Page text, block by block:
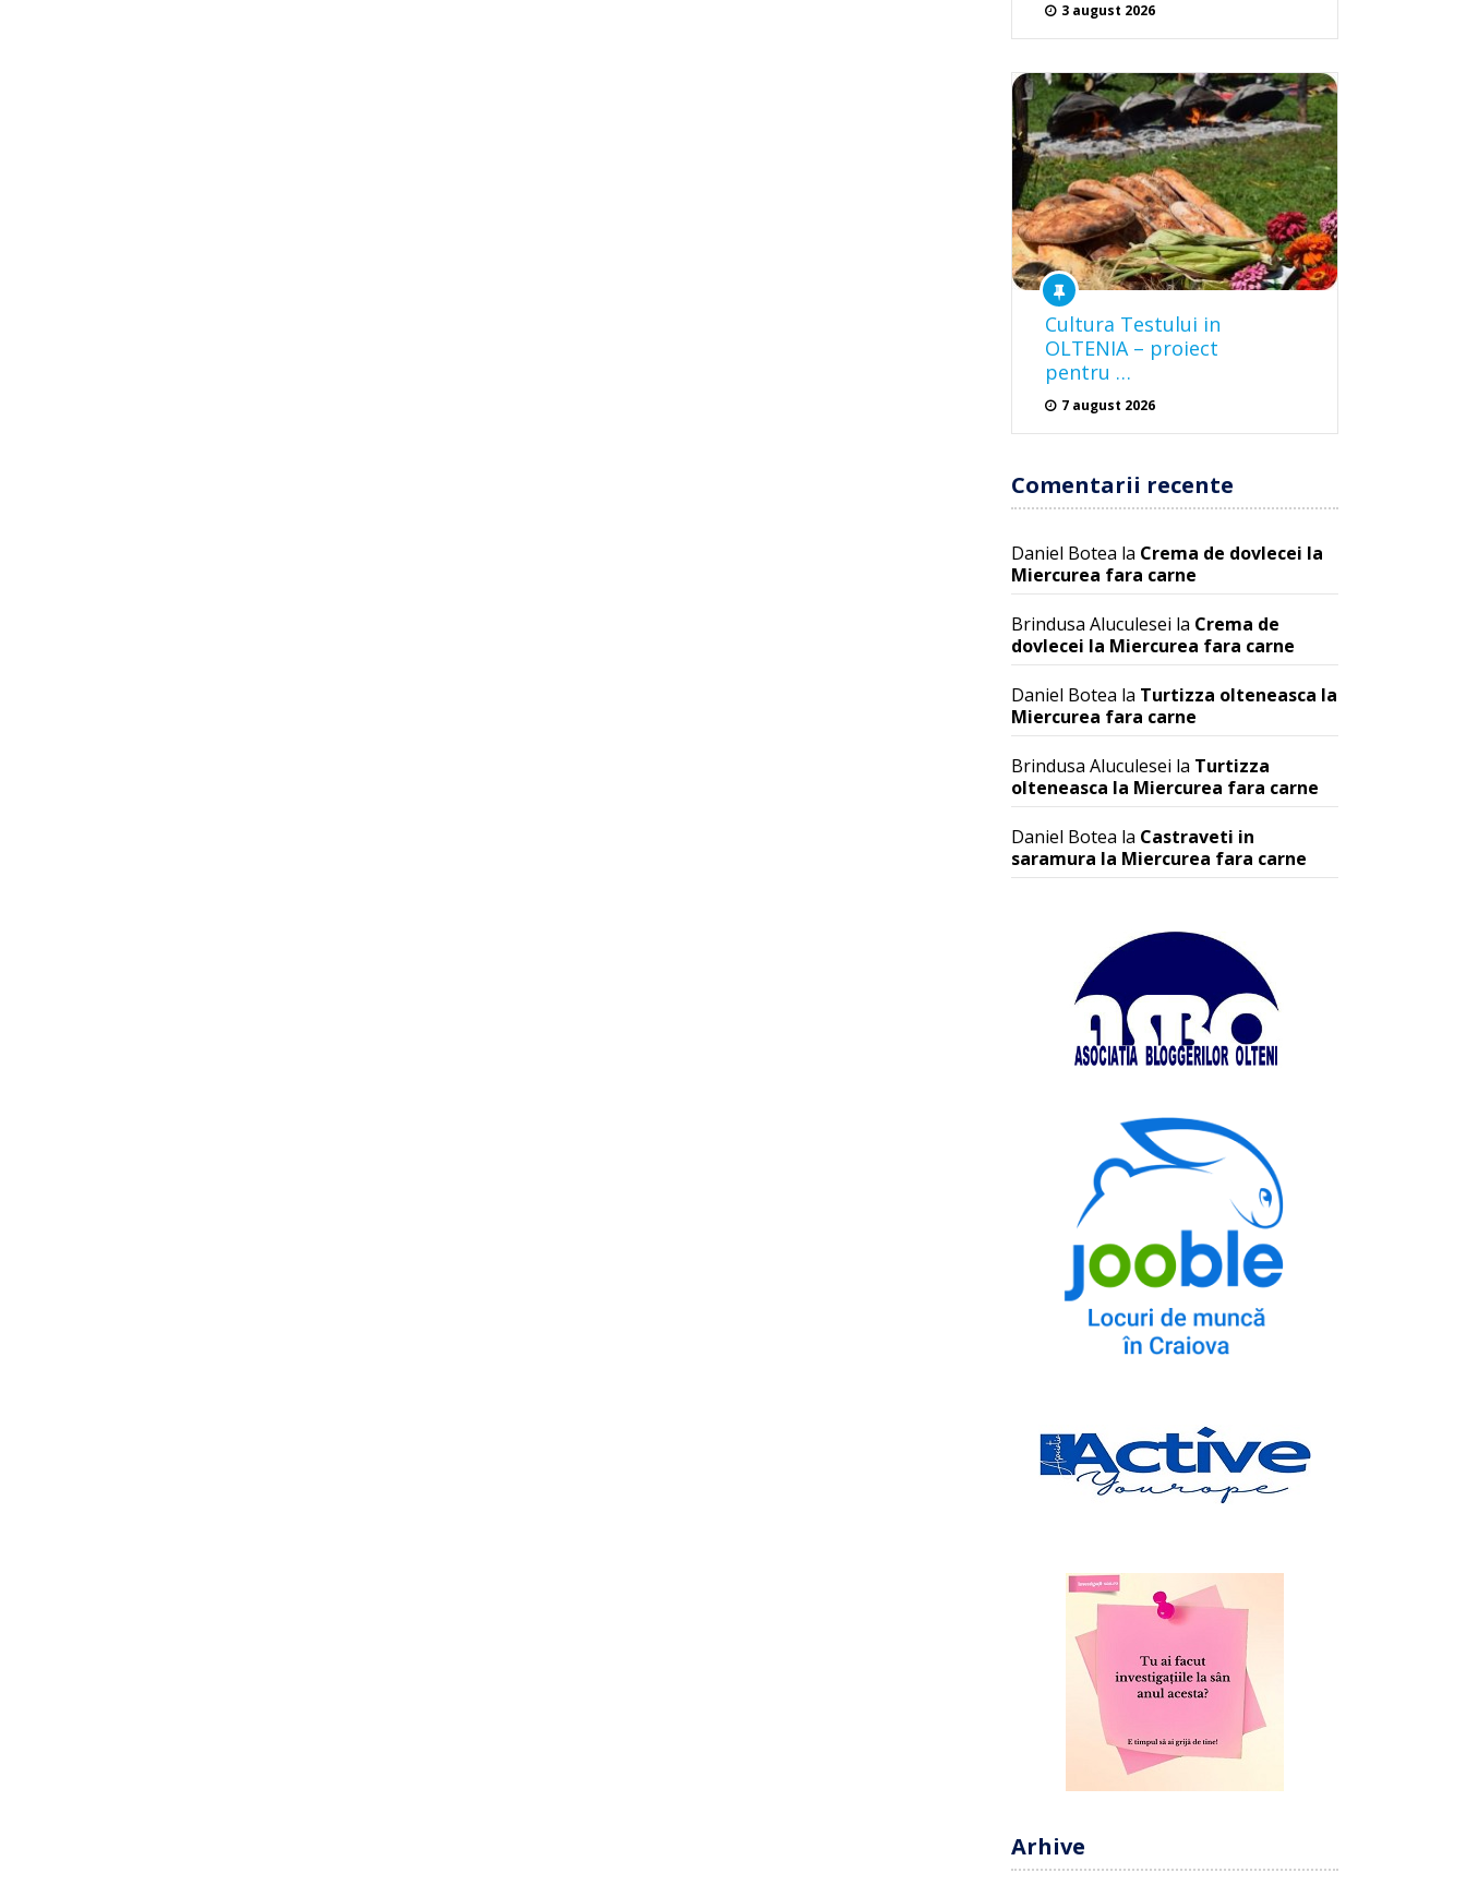
3 august 2026
Cultura Testului in
OLTENIA – proiect
pentru …
7 august 2026
Comentarii recente
Daniel Botea la Crema de dovlecei la
Miercurea fara carne
Brindusa Aluculesei la Crema de
dovlecei la Miercurea fara carne
Daniel Botea la Turtizza olteneasca la
Miercurea fara carne
Brindusa Aluculesei la Turtizza
olteneasca la Miercurea fara carne
Daniel Botea la Castraveti in
saramura la Miercurea fara carne
Arhive